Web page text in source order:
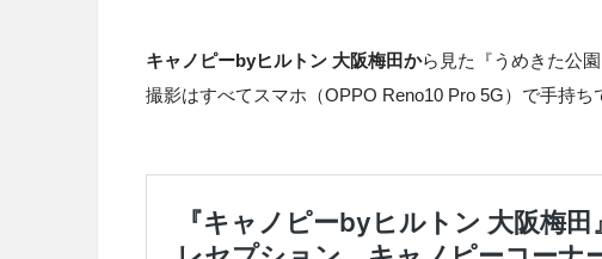
キャノピーbyヒルトン 大阪梅田から見た『うめきた公
撮影はすべてスマホ（OPPO Reno10 Pro 5G）で手持ち